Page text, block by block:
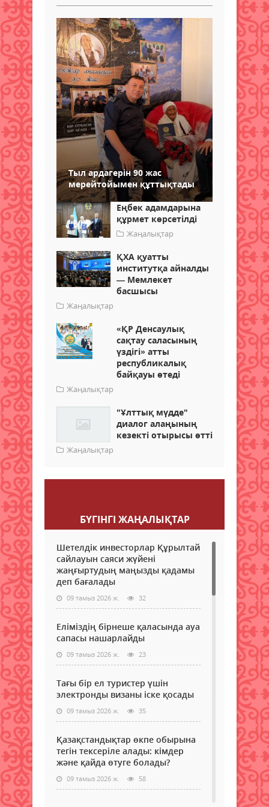
Тыл ардагерін 90 жас
мерейтойымен құттықтады
Еңбек адамдарына
құрмет көрсетілді
Жаңалықтар
ҚХА қуатты
институтқа айналды
— Мемлекет
басшысы
Жаңалықтар
«ҚР Денсаулық
сақтау саласының
үздігі» атты
республикалық
байқауы өтеді
Жаңалықтар
"Ұлттық мүдде"
диалог алаңының
кезекті отырысы өтті
Жаңалықтар
БҮГІНГI ЖАҢАЛЫҚТАР
Шетелдік инвесторлар Құрылтай
сайлауын саяси жүйені
жаңғыртудың маңызды қадамы
деп бағалады
09 тамыз 2026 ж. 32
Еліміздің бірнеше қаласында ауа
сапасы нашарлайды
09 тамыз 2026 ж. 23
Тағы бір ел туристер үшін
электронды визаны іске қосады
09 тамыз 2026 ж. 35
Қазақстандықтар өкпе обырына
тегін тексеріле алады: кімдер
және қайда өтуге болады?
09 тамыз 2026 ж. 58